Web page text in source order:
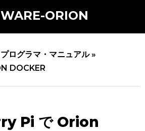
ORION
ログラマ・マニュアル »
DOCKER
Pi で Orion